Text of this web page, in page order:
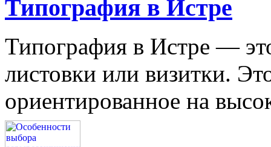
Типография в Истре
Типография в Истре —
листовки или визитки.
ориентированное на